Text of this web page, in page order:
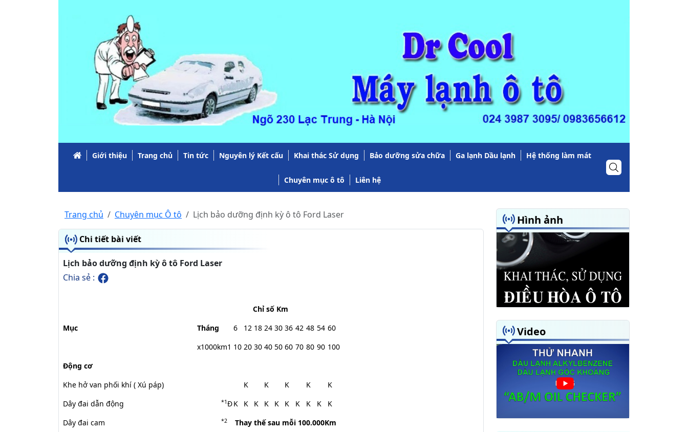
Giới thiệu Trang chủ Tin tức Nguyên lý Kết cấu Khai thác Sử dụng Bảo dưỡng sửa chữa Ga lạnh Dầu lạnh Hệ thống làm mát
Chuyên mục ô tô Liên hệ
Trang chủ Chuyên mục Ô tô Lịch bảo dưỡng định kỳ ô tô Ford Laser
Chi tiết bài viết
Lịch bảo dưỡng định kỳ ô tô Ford Laser
Chia sẻ :
Chỉ số Km
Mục
Tháng 6 12 18 24 30 36 42 48 54 60
x1000km1 10 20 30 40 50 60 70 80 90 100
Động cơ
Khe hở van phối khí ( Xú páp)
K K K K
K
Dây đai dẫn động
*1ĐK K K K K K K K K
K
Dây đai cam
*2
Thay thế sau mỗi 100.000Km
Hình ảnh
Video